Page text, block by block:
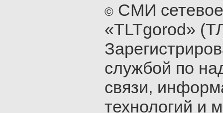
© СМИ
«TLTgorod»
службой по
связи,
технологий и